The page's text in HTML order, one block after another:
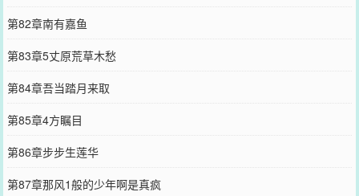
第82章南有嘉鱼
第83章5丈原荒草木愁
第84章吾当踏月来取
第85章4方瞩目
第86章步步生莲华
第87章那风1般的少年啊是真疯